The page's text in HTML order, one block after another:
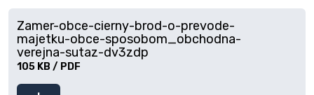
Stiahnuť
súbor
Zamer-obce-cierny-brod-o-prevode-
majetku-obce-sposobom_obchodna-
verejna-sutaz-dv3zdp
105 KB / PDF